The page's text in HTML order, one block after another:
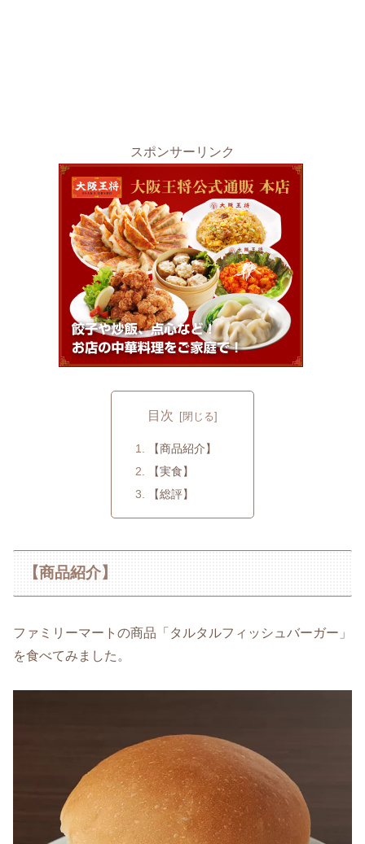
スポンサーリンク
目次
【商品紹介】
【実食】
【総評】
【商品紹介】
ファミリーマートの商品「タルタルフィッシュバーガー」
を食べてみました。